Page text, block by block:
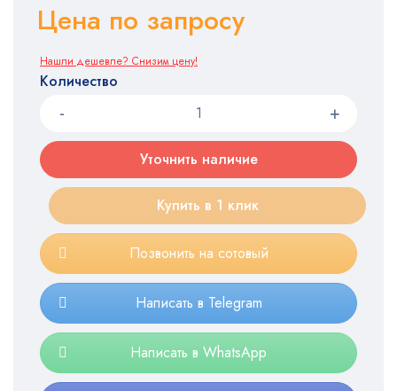
Цена по запросу
Нашли дешевле? Снизим цену!
Количество
Уточнить наличие
Купить в 1 клик
Позвонить на сотовый
Написать в Telegram
Написать в WhatsApp